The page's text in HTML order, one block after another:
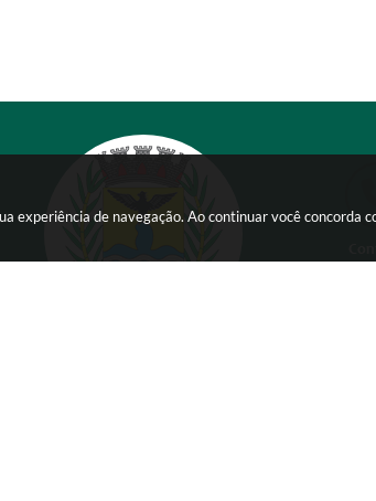
experiência de navegação. Ao continuar você concorda